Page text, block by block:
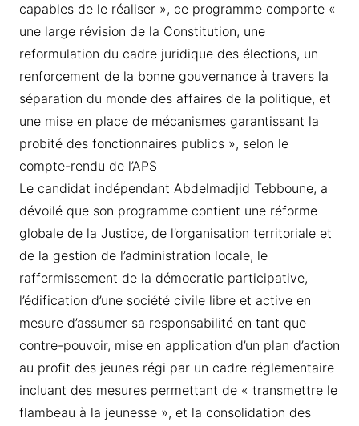
capables de le réaliser », ce programme comporte «
une large révision de la Constitution, une
reformulation du cadre juridique des élections, un
renforcement de la bonne gouvernance à travers la
séparation du monde des affaires de la politique, et
une mise en place de mécanismes garantissant la
probité des fonctionnaires publics », selon le
compte-rendu de l’APS
Le candidat indépendant Abdelmadjid Tebboune, a
dévoilé que son programme contient une réforme
globale de la Justice, de l’organisation territoriale et
de la gestion de l’administration locale, le
raffermissement de la démocratie participative,
l’édification d’une société civile libre et active en
mesure d’assumer sa responsabilité en tant que
contre-pouvoir, mise en application d’un plan d’action
au profit des jeunes régi par un cadre réglementaire
incluant des mesures permettant de « transmettre le
flambeau à la jeunesse », et la consolidation des